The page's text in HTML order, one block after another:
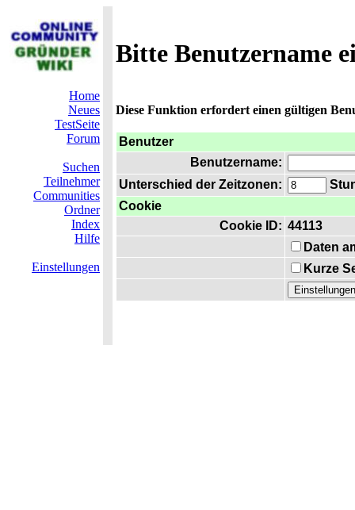
Bitte Benutzername
Home
Neues
TestSeite
Forum
Suchen
Teilnehmer
Communities
Ordner
Index
Hilfe
Einstellungen
Diese Funktion erfordert einen gültigen
Benutzer
Benutzername:
Unterschied der Zeitzonen:
Cookie
Cookie ID: 44113
Daten
Kurze